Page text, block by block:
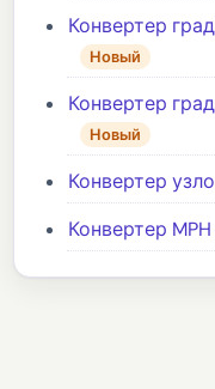
Конвертер
Новый
Конвертер
Новый
Конвертер
Конвертер